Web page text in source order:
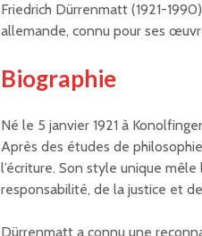
Friedrich Dürrenmatt (1921-
allemande, connu pour ses
Biographie
Né le 5 janvier 1921 à
Après des études de
l’écriture. Son style unique
responsabilité, de la justice et
Dürrenmatt a connu une